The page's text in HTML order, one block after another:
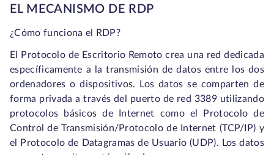
EL MECANISMO DE RDP
¿Cómo funciona el RDP?
El Protocolo de Escritorio Remoto crea una red dedicada
específicamente a la transmisión de datos entre los dos
ordenadores o dispositivos. Los datos se comparten de
forma privada a través del puerto de red 3389 utilizando
protocolos básicos de Internet como el Protocolo de
Control de Transmisión/Protocolo de Internet (TCP/IP) y
el Protocolo de Datagramas de Usuario (UDP). Los datos